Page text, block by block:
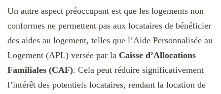
Un autre aspect préoccupant est que les logements non
conformes ne permettent pas aux locataires de bénéficier
des aides au logement, telles que l’Aide Personnalisée au
Logement (APL) versée par la Caisse d’Allocations
Familiales (CAF). Cela peut réduire significativement
l’intérêt des potentiels locataires, rendant la location de